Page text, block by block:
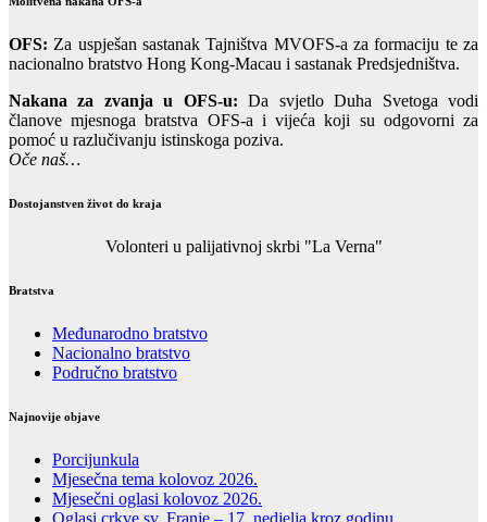
OFS: Za uspješan sastanak Tajništva MVOFS-a za formaciju te za
nacionalno bratstvo Hong Kong-Macau i sastanak Predsjedništva.
Nakana za zvanja u OFS-u: Da svjetlo Duha Svetoga vodi
članove mjesnoga bratstva OFS-a i vijeća koji su odgovorni za
pomoć u razlučivanju istinskoga poziva.
Oče naš…
Dostojanstven život do kraja
Volonteri u palijativnoj skrbi "La Verna"
Bratstva
Međunarodno bratstvo
Nacionalno bratstvo
Područno bratstvo
Najnovije objave
Porcijunkula
Mjesečna tema kolovoz 2026.
Mjesečni oglasi kolovoz 2026.
Oglasi crkve sv. Franje – 17. nedjelja kroz godinu